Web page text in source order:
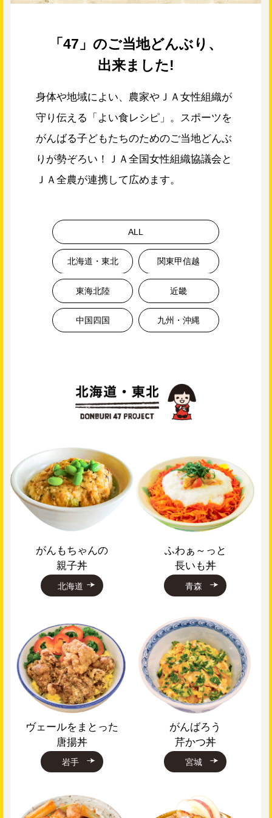
「47」のご当地どんぶり、
出来ました!
身体や地域によい、農家やＪＡ女性組織が
守り伝える「よい食レシピ」。 スポーツを
がんばる子どもたちのためのご当地どんぶ
りが勢ぞろい！ＪＡ全国女性組織協議会と
ＪＡ全農が連携して広めます。
ALL
北海道・東北 関東甲信越
東海北陸 近畿
中国四国 九州・沖縄
がんもちゃんの
親子丼
北海道
ふわぁ～っと
長いも丼
青森
ヴェールをまとった
唐揚丼
岩手
がんばろう
芹かつ丼
宮城